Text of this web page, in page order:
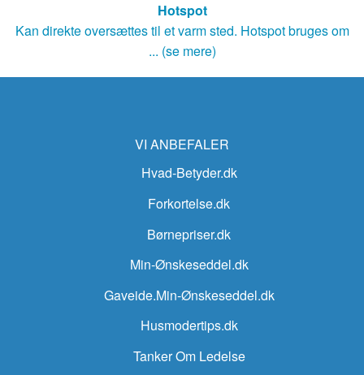
Hotspot
Kan direkte oversættes til et varm sted. Hotspot bruges om
... (se mere)
VI ANBEFALER
Hvad-Betyder.dk
Forkortelse.dk
Børnepriser.dk
Min-Ønskeseddel.dk
Gaveide.Min-Ønskeseddel.dk
Husmodertips.dk
Tanker Om Ledelse